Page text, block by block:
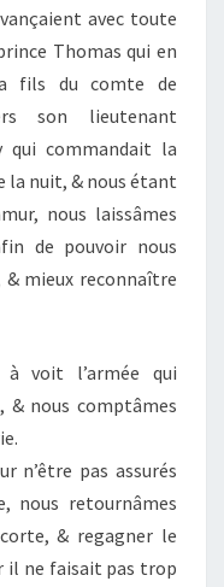
avec toute
Thomas qui en
fils du comte de
son lieutenant
qui commandait la
la nuit, & nous étant
nous laissâmes
de pouvoir nous
mieux reconnaître
à voit l’armée qui
& nous comptâmes
n’être pas assurés
nous retournâmes
& regagner le
il ne faisait pas trop